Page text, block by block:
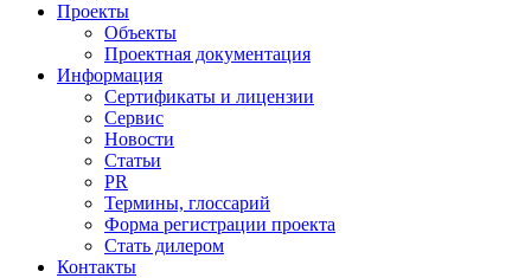
Проекты
Объекты
Проектная документация
Информация
Сертификаты и лицензии
Сервис
Новости
Статьи
PR
Термины, глоссарий
Форма регистрации проекта
Стать дилером
Контакты